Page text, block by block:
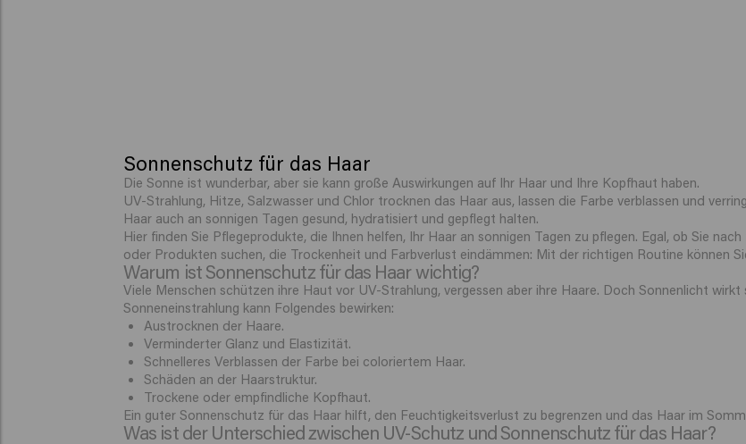
Sonnenschutz für das Haar
Die Sonne ist wunderbar, aber sie kann große Auswirkungen auf Ihr Haar und Ihre Kopfhaut haben.
UV-Strahlung, Hitze, Salzwasser und Chlor trocknen das Haar aus, lassen die Farbe verblassen und
Haar auch an sonnigen Tagen gesund, hydratisiert und gepflegt halten.
Hier finden Sie Pflegeprodukte, die Ihnen helfen, Ihr Haar an sonnigen Tagen zu pflegen. Egal, ob Sie
oder Produkten suchen, die Trockenheit und Farbverlust eindämmen: Mit der richtigen Routine können
Warum ist Sonnenschutz für das Haar wichtig?
Viele Menschen schützen ihre Haut vor UV-Strahlung, vergessen aber ihre Haare. Doch Sonnenlicht
Sonneneinstrahlung kann Folgendes bewirken:
Austrocknen der Haare.
Verminderter Glanz und Elastizität.
Schnelleres Verblassen der Farbe bei coloriertem Haar.
Schäden an der Haarstruktur.
Trockene oder empfindliche Kopfhaut.
Ein guter Sonnenschutz für das Haar hilft, den Feuchtigkeitsverlust zu begrenzen und das Haar im
Was ist der Unterschied zwischen UV-Schutz und Sonnenschutz für das Haar?